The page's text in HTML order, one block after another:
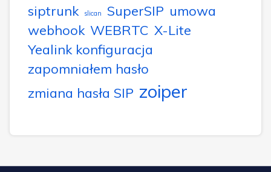
siptrunk slican SuperSIP umowa
webhook WEBRTC X-Lite
Yealink konfiguracja
zapomniałem hasło
zmiana hasła SIP zoiper